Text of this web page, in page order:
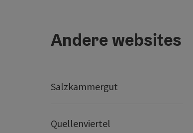
Andere websites
Salzkammergut
Quellenviertel